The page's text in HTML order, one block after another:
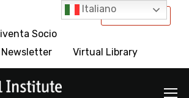
International
Socio
Virtual Library
Italiano